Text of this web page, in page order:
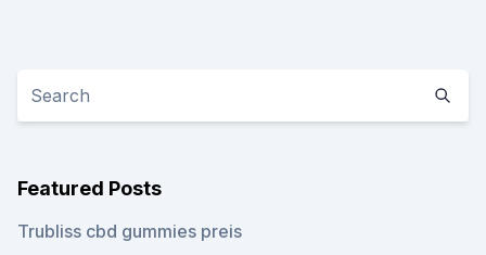
Featured Posts
Trubliss cbd gummies preis